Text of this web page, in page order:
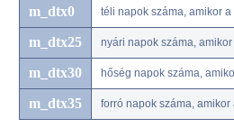
m_dtx0 téli napok száma, amikor
m_dtx25 nyári napok száma,
m_dtx30 hőség napok száma,
m_dtx35 forró napok száma,